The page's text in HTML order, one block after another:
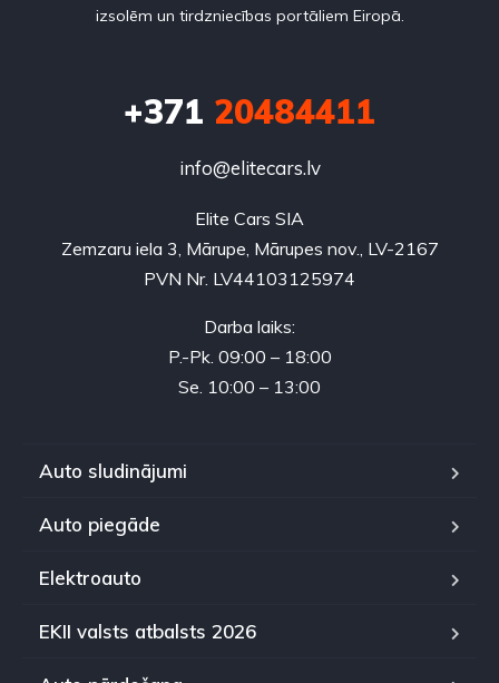
izsolēm un tirdzniecības portāliem Eiropā.
+371 20484411
info@elitecars.lv
Elite Cars SIA
Zemzaru iela 3, Mārupe, Mārupes nov., LV-2167
PVN Nr. LV44103125974
Darba laiks:
P.-Pk. 09:00 – 18:00
Se. 10:00 – 13:00
Auto sludinājumi
Auto piegāde
Elektroauto
EKII valsts atbalsts 2026